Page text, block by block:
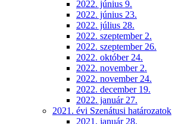
2022. június 9.
2022. június 23.
2022. július 28.
2022. szeptember 2.
2022. szeptember 26.
2022. október 24.
2022. november 2.
2022. november 24.
2022. december 19.
2022. január 27.
2021. évi Szenátusi határozatok
2021. január 28.